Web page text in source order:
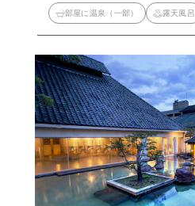
部屋に温泉（一部） 露天風呂